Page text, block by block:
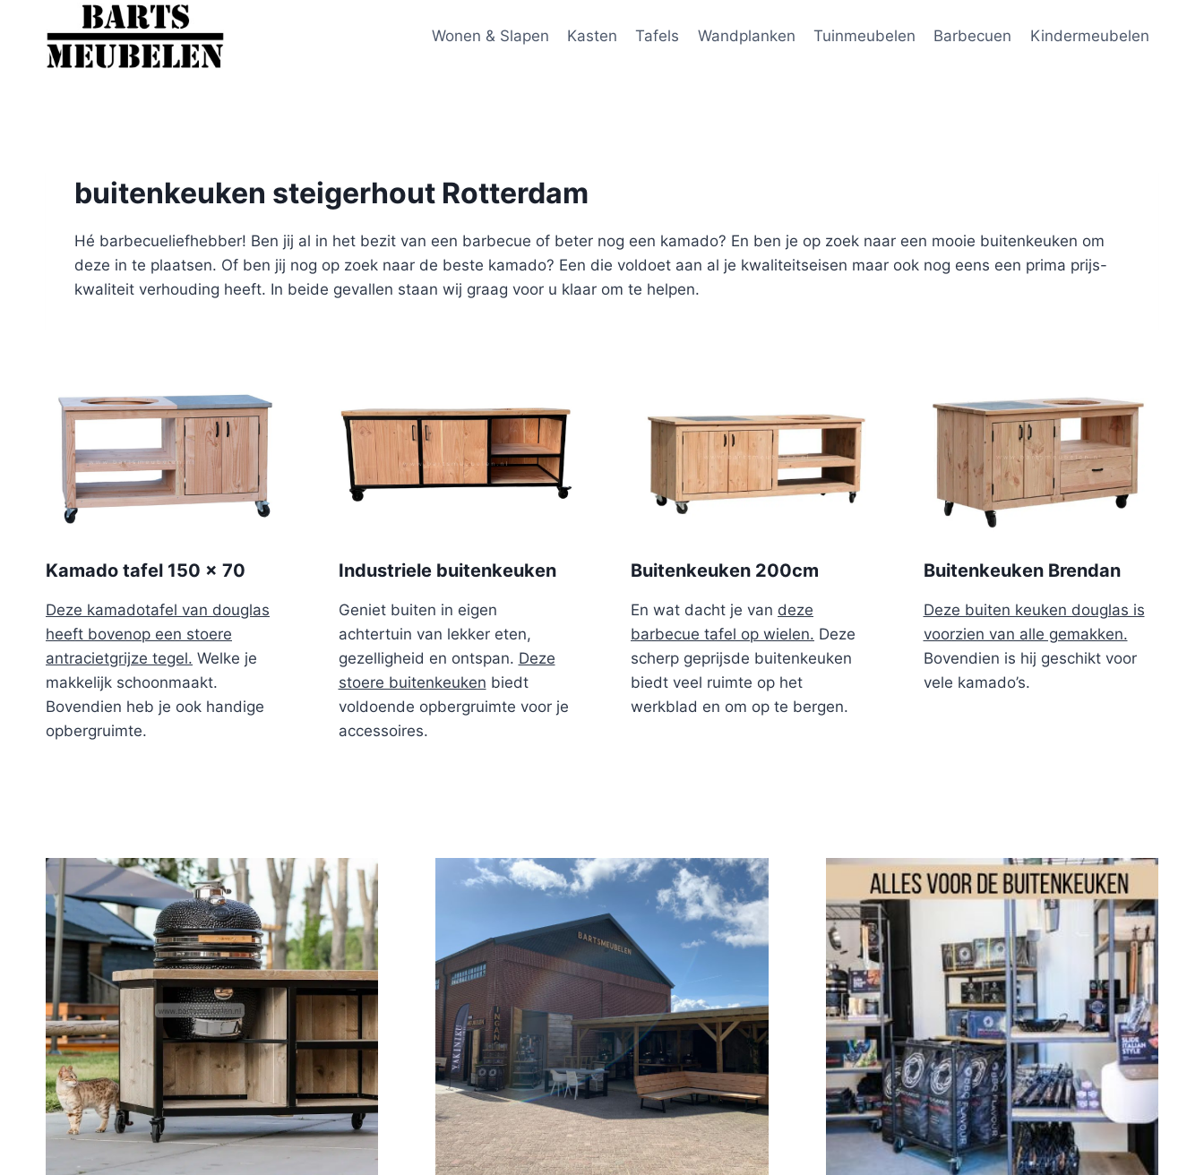
Wonen & Slapen Kasten Tafels Wandplanken Tuinmeubelen Barbecuen Kindermeubelen
buitenkeuken steigerhout Rotterdam
Hé barbecueliefhebber! Ben jij al in het bezit van een barbecue of beter nog een kamado? En ben je op zoek naar een mooie buitenkeuken om
deze in te plaatsen. Of ben jij nog op zoek naar de beste kamado? Een die voldoet aan al je kwaliteitseisen maar ook nog eens een prima prijs-
kwaliteit verhouding heeft. In beide gevallen staan wij graag voor u klaar om te helpen.
Kamado tafel 150 x 70
Deze kamadotafel van douglas
heeft bovenop een stoere
antracietgrijze tegel. Welke je
makkelijk schoonmaakt.
Bovendien heb je ook handige
opbergruimte.
Industriele buitenkeuken
Geniet buiten in eigen
achtertuin van lekker eten,
gezelligheid en ontspan. Deze
stoere buitenkeuken biedt
voldoende opbergruimte voor je
accessoires.
Buitenkeuken 200cm
En wat dacht je van deze
barbecue tafel op wielen. Deze
scherp geprijsde buitenkeuken
biedt veel ruimte op het
werkblad en om op te bergen.
Buitenkeuken Brendan
Deze buiten keuken douglas is
voorzien van alle gemakken.
Bovendien is hij geschikt voor
vele kamado’s.